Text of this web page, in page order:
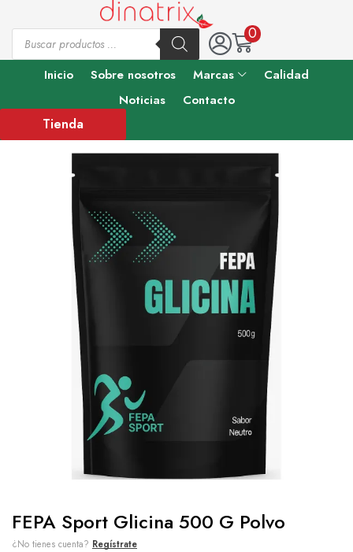
0
Inicio Sobre nosotros Marcas
Calidad
Noticias
Contacto
Tienda
FEPA Sport Glicina 500 G Polvo
¿No tienes cuenta? Regístrate